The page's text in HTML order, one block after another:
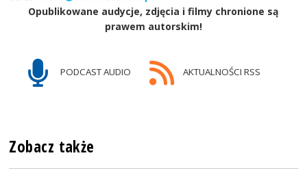
Opublikowane audycje, zdjęcia i filmy chronione są
prawem autorskim!
PODCAST AUDIO AKTUALNOŚCI RSS
Zobacz także